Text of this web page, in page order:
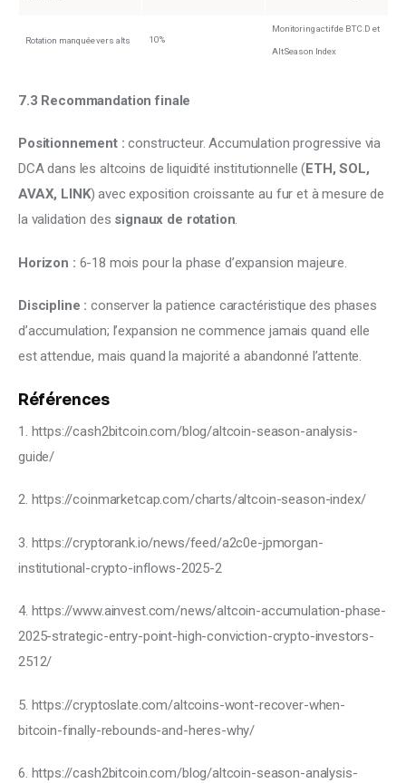
Rotation manquée vers alts 10%
Monitoring actif de BTC.D et
AltSeason Index
7.3 Recommandation finale
Positionnement : constructeur. Accumulation progressive via
DCA dans les altcoins de liquidité institutionnelle (ETH, SOL,
AVAX, LINK) avec exposition croissante au fur et à mesure de
la validation des signaux de rotation.
Horizon : 6-18 mois pour la phase d’expansion majeure.
Discipline : conserver la patience caractéristique des phases
d’accumulation; l’expansion ne commence jamais quand elle
est attendue, mais quand la majorité a abandonné l’attente.
Références
1. https://cash2bitcoin.com/blog/altcoin-season-analysis-
guide/
2. https://coinmarketcap.com/charts/altcoin-season-index/
3. https://cryptorank.io/news/feed/a2c0e-jpmorgan-
institutional-crypto-inflows-2025-2
4. https://www.ainvest.com/news/altcoin-accumulation-phase-
2025-strategic-entry-point-high-conviction-crypto-investors-
2512/
5. https://cryptoslate.com/altcoins-wont-recover-when-
bitcoin-finally-rebounds-and-heres-why/
6. https://cash2bitcoin.com/blog/altcoin-season-analysis-